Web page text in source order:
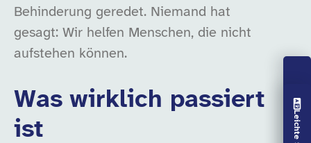
Vorlesen aus
Behinderung geredet. Niemand hat
gesagt: Wir helfen Menschen, die nicht
aufstehen können.
Was wirklich passiert
ist